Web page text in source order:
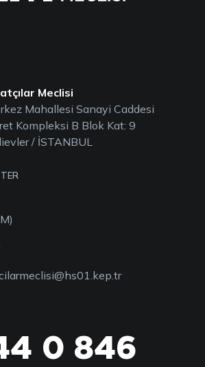
Meclisi
Mahallesi Sanayi Caddesi
Kompleksi B Blok Kat: 9
/ İSTANBUL
0 846
0 TİM